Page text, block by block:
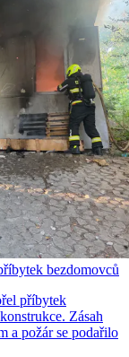
bezdomovců
příbytek
Zásah
a požár se podařilo